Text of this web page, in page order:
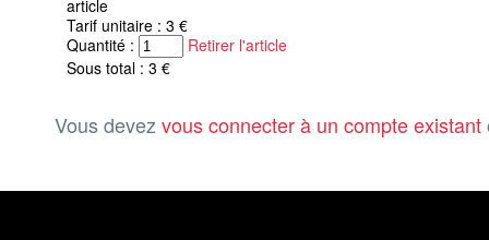
article
Tarif unitaire : 3 €
Quantité :
Retirer l'article
Sous total : 3 €
Vous devez vous connecter à un compte existant